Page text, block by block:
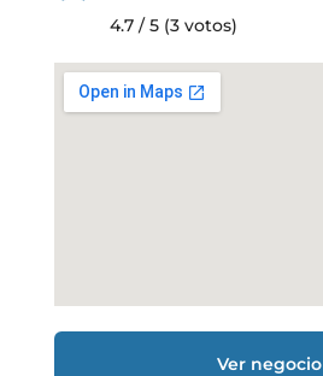
4.7 / 5 (3 votos)
Ver negocio